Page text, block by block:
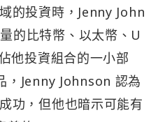
的投資時，Jenny John
的比特幣、以太幣、U
他投資組合的一小部
，Jenny Johnson 認為
功，但他也暗示可能有